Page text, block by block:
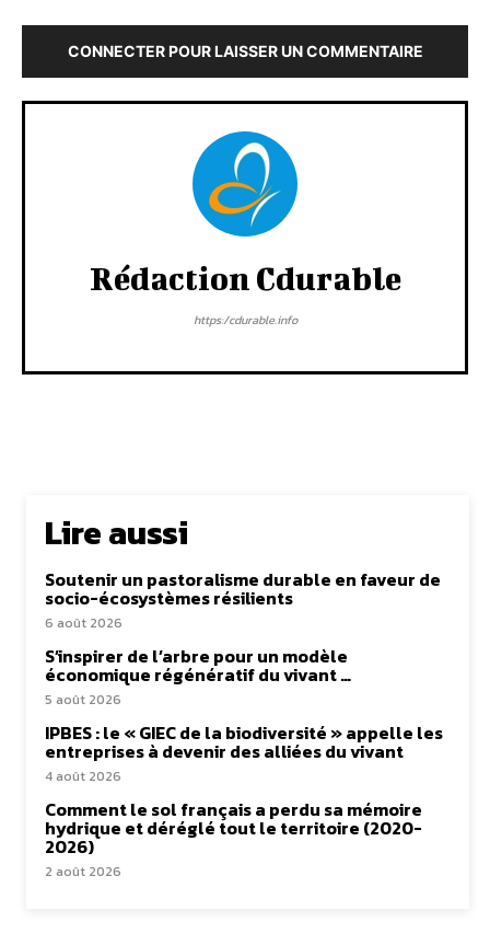
CONNECTER POUR LAISSER UN COMMENTAIRE
Rédaction Cdurable
https:/cdurable.info
Lire aussi
Soutenir un pastoralisme durable en faveur de
socio-écosystèmes résilients
6 août 2026
S’inspirer de l’arbre pour un modèle
économique régénératif du vivant …
5 août 2026
IPBES : le « GIEC de la biodiversité » appelle les
entreprises à devenir des alliées du vivant
4 août 2026
Comment le sol français a perdu sa mémoire
hydrique et déréglé tout le territoire (2020-
2026)
2 août 2026